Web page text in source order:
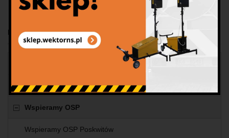
Kategorie
Miasteczko ruchu drogowego
Targi branżowe
Wspieramy OSP
Wspieramy OSP Poskwitów